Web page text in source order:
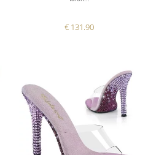
€ 131.90